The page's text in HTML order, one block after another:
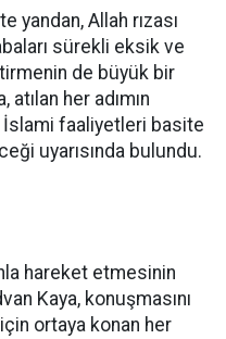
yandan, Allah rızası
sürekli eksik ve
de büyük bir
her adımın
İslami faaliyetleri basite
uyarısında bulundu.
hareket etmesinin
Kaya, konuşmasını
ortaya konan her